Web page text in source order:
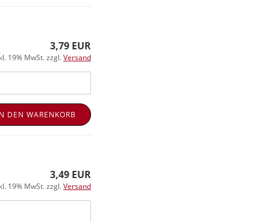
3,79 EUR
19% MwSt. zzgl.Versand
DEN WARENKORB
3,49 EUR
19% MwSt. zzgl.Versand